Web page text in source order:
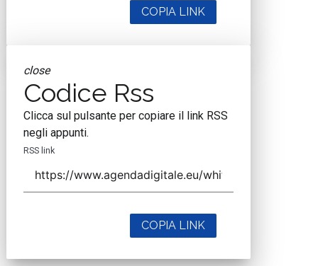
COPIA LINK
close
Codice Rss
Clicca sul pulsante per copiare il link RSS
negli appunti.
RSS link
COPIA LINK